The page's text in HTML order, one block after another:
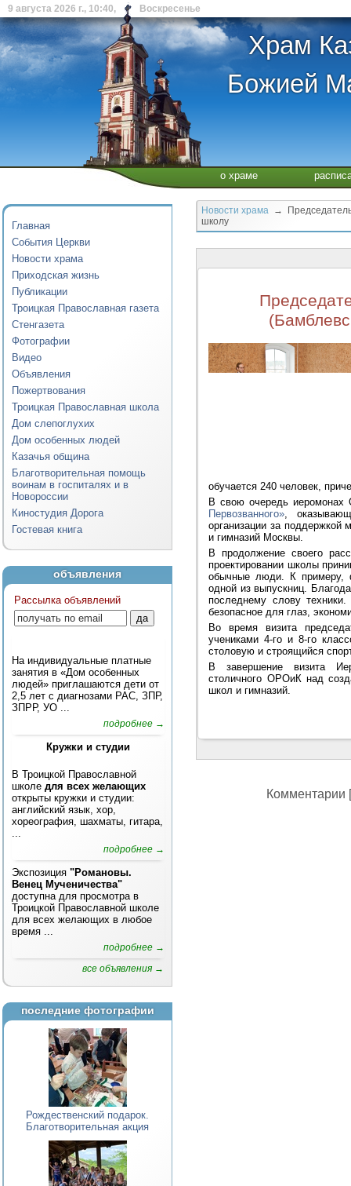
9 августа 2026 г., 10:40, Воскресенье
Храм
Божией
о храме
Главная
События Церкви
Новости храма
Приходская жизнь
Публикации
Троицкая Православная газета
Стенгазета
Фотографии
Видео
Объявления
Пожертвования
Троицкая Православная школа
Дом слепоглухих
Дом особенных людей
Казачья община
Благотворительная помощь
воинам в госпиталях и в
Новороссии
Киностудия Дорога
Гостевая книга
объявления
Рассылка объявлений
На индивидуальные платные
занятия в «Дом особенных
людей» приглашаются дети от
2,5 лет с диагнозами РАС, ЗПР,
ЗПРР, УО ...
подробнее →
Кружки и студии
В Троицкой Православной
школе для всех желающих
открыты кружки и студии:
английский язык, хор,
хореография, шахматы, гитара,
...
подробнее →
Экспозиция "Романовы.
Венец Мученичества"
доступна для просмотра в
Троицкой Православной школе
для всех желающих в любое
время ...
подробнее →
все объявления →
последние фотографии
Рождественский подарок.
Благотворительная акция
Новости храма →
школу
обучается 240 человек,
В свою очередь иеромонах
Первозванного»,
организации за
и гимназий Москвы.
В продолжение своего
проектировании школы
обычные люди. К примеру,
одной из выпускниц.
последнему слову
безопасное для глаз,
Во время визита
учениками 4-го и 8-го
столовую и строящийся
В завершение визита
столичного ОРОиК над
школ и гимназий.
Комментарии